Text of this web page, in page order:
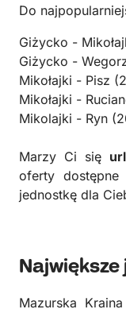
Do
Giżycko -
Giżycko -
Mikołajki - Pisz
Mikołajki -
Mikolajki - Ryn
Marzy Ci się
oferty
jednostkę dla
Mazurska